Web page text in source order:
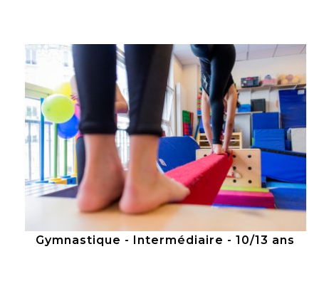
Gymnastique - Intermédiaire - 10/13 ans